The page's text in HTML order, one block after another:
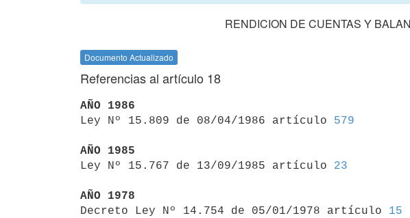
RENDICION DE CUENTAS Y
Documento Actualizado
Referencias al artículo 18
AÑO 1986
Ley Nº 15.809 de 08/04/1986 artículo 579
AÑO 1985
Ley Nº 15.767 de 13/09/1985 artículo 23
AÑO 1978
Decreto Ley Nº 14.754 de 05/01/1978 artículo 15